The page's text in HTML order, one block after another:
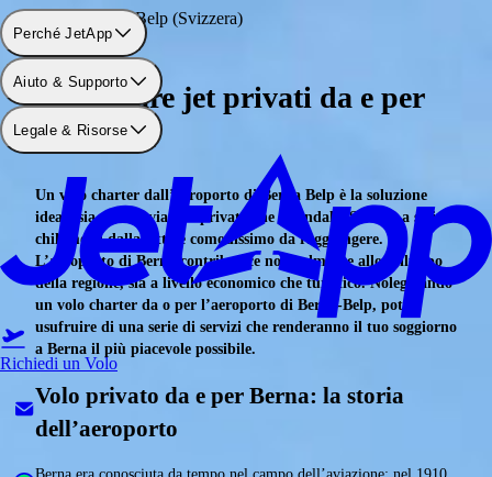
Perché JetApp
Aiuto & Supporto
Legale & Risorse
Richiedi un Volo
Aeroporto: Berna Belp (Svizzera)
Noleggiare jet privati da e per
Berna
Un volo charter dall’aeroporto di Berna Belp è la soluzione
ideale sia per un viaggio privato che aziendale. Situato a soli6
chilometri dalla città
è comodissimo da raggiungere.
L’aeroporto di Berna contribuisce notevolmente allo sviluppo
della regione, sia a livello economico che turistico. Noleggiando
un volo charter da o per l’aeroporto di Berna-Belp, potrai
usufruire di una serie di servizi che renderanno il tuo soggiorno
a Berna il più piacevole possibile.
Volo privato da e per Berna: la storia
dell’aeroporto